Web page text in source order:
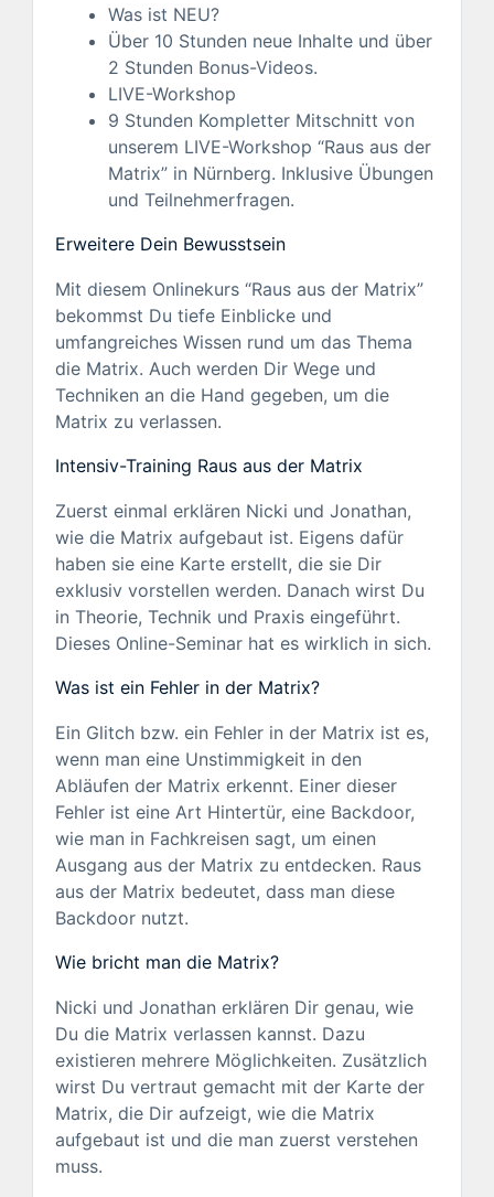
Was ist NEU?
Über 10 Stunden neue Inhalte und über
2 Stunden Bonus-Videos.
LIVE-Workshop
9 Stunden Kompletter Mitschnitt von
unserem LIVE-Workshop “Raus aus der
Matrix” in Nürnberg. Inklusive Übungen
und Teilnehmerfragen.
Erweitere Dein Bewusstsein
Mit diesem Onlinekurs “Raus aus der Matrix”
bekommst Du tiefe Einblicke und
umfangreiches Wissen rund um das Thema
die Matrix. Auch werden Dir Wege und
Techniken an die Hand gegeben, um die
Matrix zu verlassen.
Intensiv-Training Raus aus der Matrix
Zuerst einmal erklären Nicki und Jonathan,
wie die Matrix aufgebaut ist. Eigens dafür
haben sie eine Karte erstellt, die sie Dir
exklusiv vorstellen werden. Danach wirst Du
in Theorie, Technik und Praxis eingeführt.
Dieses Online-Seminar hat es wirklich in sich.
Was ist ein Fehler in der Matrix?
Ein Glitch bzw. ein Fehler in der Matrix ist es,
wenn man eine Unstimmigkeit in den
Abläufen der Matrix erkennt. Einer dieser
Fehler ist eine Art Hintertür, eine Backdoor,
wie man in Fachkreisen sagt, um einen
Ausgang aus der Matrix zu entdecken. Raus
aus der Matrix bedeutet, dass man diese
Backdoor nutzt.
Wie bricht man die Matrix?
Nicki und Jonathan erklären Dir genau, wie
Du die Matrix verlassen kannst. Dazu
existieren mehrere Möglichkeiten. Zusätzlich
wirst Du vertraut gemacht mit der Karte der
Matrix, die Dir aufzeigt, wie die Matrix
aufgebaut ist und die man zuerst verstehen
muss.